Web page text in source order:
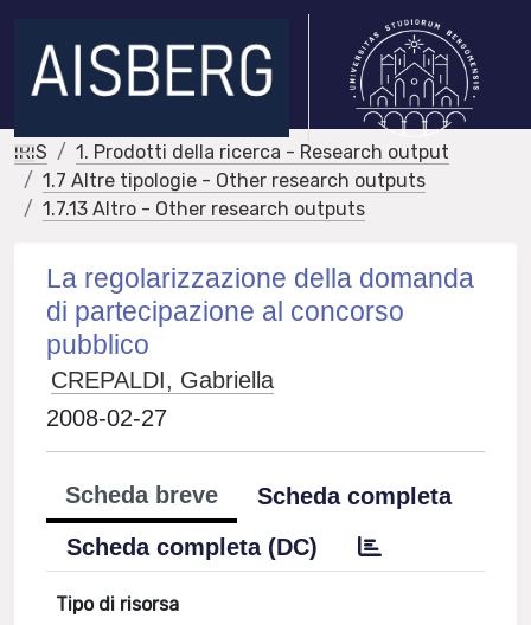
IRIS
1. Prodotti della ricerca - Research output
1.7 Altre tipologie - Other research outputs
1.7.13 Altro - Other research outputs
La regolarizzazione della domanda
di partecipazione al concorso
pubblico
CREPALDI, Gabriella
2008-02-27
Scheda breve
Scheda completa
Scheda completa (DC)
Tipo di risorsa